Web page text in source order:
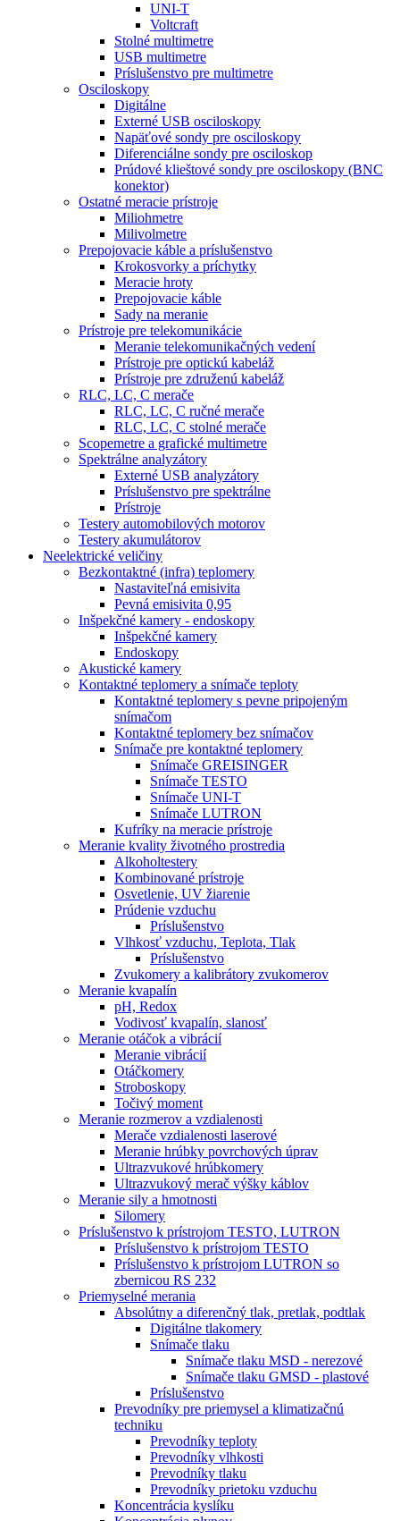
UNI-T
Voltcraft
Stolné multimetre
USB multimetre
Príslušenstvo pre multimetre
Osciloskopy
Digitálne
Externé USB osciloskopy
Napäťové sondy pre osciloskopy
Diferenciálne sondy pre osciloskop
Prúdové klieštové sondy pre osciloskopy (BNC
konektor)
Ostatné meracie prístroje
Miliohmetre
Milivolmetre
Prepojovacie káble a príslušenstvo
Krokosvorky a príchytky
Meracie hroty
Prepojovacie káble
Sady na meranie
Prístroje pre telekomunikácie
Meranie telekomunikačných vedení
Prístroje pre optickú kabeláž
Prístroje pre združenú kabeláž
RLC, LC, C merače
RLC, LC, C ručné merače
RLC, LC, C stolné merače
Scopemetre a grafické multimetre
Spektrálne analyzátory
Externé USB analyzátory
Príslušenstvo pre spektrálne
Prístroje
Testery automobilových motorov
Testery akumulátorov
Neelektrické veličiny
Bezkontaktné (infra) teplomery
Nastaviteľná emisivita
Pevná emisivita 0,95
Inšpekčné kamery - endoskopy
Inšpekčné kamery
Endoskopy
Akustické kamery
Kontaktné teplomery a snímače teploty
Kontaktné teplomery s pevne pripojeným
snímačom
Kontaktné teplomery bez snímačov
Snímače pre kontaktné teplomery
Snímače GREISINGER
Snímače TESTO
Snímače UNI-T
Snímače LUTRON
Kufríky na meracie prístroje
Meranie kvality životného prostredia
Alkoholtestery
Kombinované prístroje
Osvetlenie, UV žiarenie
Prúdenie vzduchu
Príslušenstvo
Vlhkosť vzduchu, Teplota, Tlak
Príslušenstvo
Zvukomery a kalibrátory zvukomerov
Meranie kvapalín
pH, Redox
Vodivosť kvapalín, slanosť
Meranie otáčok a vibrácií
Meranie vibrácií
Otáčkomery
Stroboskopy
Točivý moment
Meranie rozmerov a vzdialenosti
Merače vzdialenosti laserové
Meranie hrúbky povrchových úprav
Ultrazvukové hrúbkomery
Ultrazvukový merač výšky káblov
Meranie sily a hmotnosti
Silomery
Príslušenstvo k prístrojom TESTO, LUTRON
Príslušenstvo k prístrojom TESTO
Príslušenstvo k prístrojom LUTRON so
zbernicou RS 232
Priemyselné merania
Absolútny a diferenčný tlak, pretlak, podtlak
Digitálne tlakomery
Snímače tlaku
Snímače tlaku MSD - nerezové
Snímače tlaku GMSD - plastové
Príslušenstvo
Prevodníky pre priemysel a klimatizačnú
techniku
Prevodníky teploty
Prevodníky vlhkosti
Prevodníky tlaku
Prevodníky prietoku vzduchu
Koncentrácia kyslíku